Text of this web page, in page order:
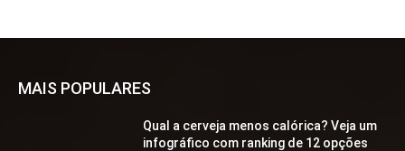
MAIS POPULARES
Qual a cerveja menos calórica? Veja um
infográfico com ranking de 12 opções